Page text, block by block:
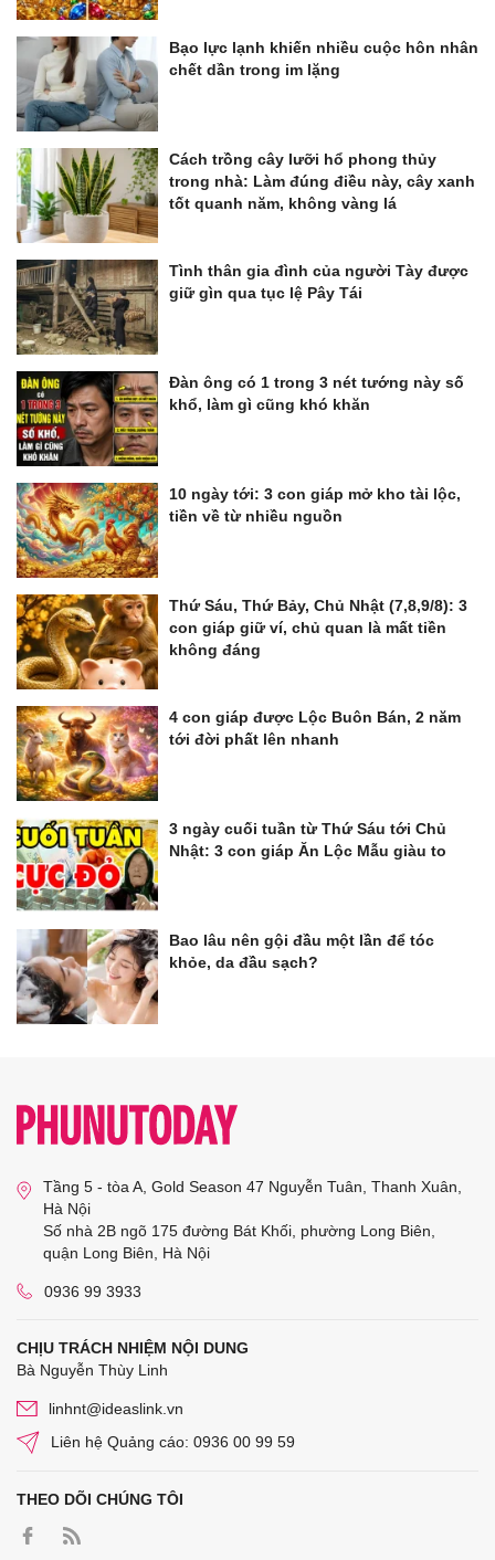
Bạo lực lạnh khiến nhiều cuộc hôn nhân
chết dần trong im lặng
Cách trồng cây lưỡi hổ phong thủy
trong nhà: Làm đúng điều này, cây xanh
tốt quanh năm, không vàng lá
Tình thân gia đình của người Tày được
giữ gìn qua tục lệ Pây Tái
Đàn ông có 1 trong 3 nét tướng này số
khổ, làm gì cũng khó khăn
10 ngày tới: 3 con giáp mở kho tài lộc,
tiền về từ nhiều nguồn
Thứ Sáu, Thứ Bảy, Chủ Nhật (7,8,9/8): 3
con giáp giữ ví, chủ quan là mất tiền
không đáng
4 con giáp được Lộc Buôn Bán, 2 năm
tới đời phất lên nhanh
3 ngày cuối tuần từ Thứ Sáu tới Chủ
Nhật: 3 con giáp Ăn Lộc Mẫu giàu to
Bao lâu nên gội đầu một lần để tóc
khỏe, da đầu sạch?
Tầng 5 - tòa A, Gold Season 47 Nguyễn Tuân, Thanh Xuân,
Hà Nội
Số nhà 2B ngõ 175 đường Bát Khối, phường Long Biên,
quận Long Biên, Hà Nội
0936 99 3933
CHỊU TRÁCH NHIỆM NỘI DUNG
Bà Nguyễn Thùy Linh
linhnt@ideaslink.vn
Liên hệ Quảng cáo: 0936 00 99 59
THEO DÕI CHÚNG TÔI